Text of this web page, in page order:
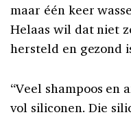
maar één keer
Helaas wil dat niet
hersteld en gezond
“Veel shampoos en
vol siliconen. Die